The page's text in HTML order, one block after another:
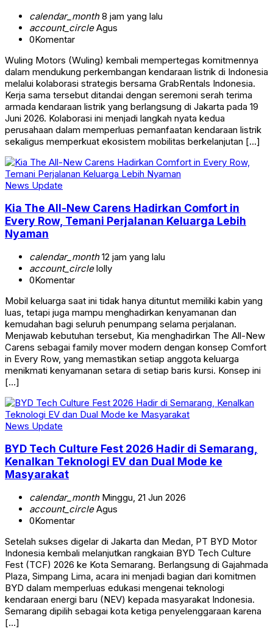
calendar_month8 jam yang lalu
account_circleAgus
0Komentar
Wuling Motors (Wuling) kembali mempertegas komitmennya
dalam mendukung perkembangan kendaraan listrik di Indonesia
melalui kolaborasi strategis bersama GrabRentals Indonesia.
Kerja sama tersebut ditandai dengan seremoni serah terima
armada kendaraan listrik yang berlangsung di Jakarta pada 19
Juni 2026. Kolaborasi ini menjadi langkah nyata kedua
perusahaan dalam memperluas pemanfaatan kendaraan listrik
sekaligus memperkuat ekosistem mobilitas berkelanjutan […]
News Update
Kia The All-New Carens Hadirkan Comfort in
Every Row, Temani Perjalanan Keluarga Lebih
Nyaman
calendar_month12 jam yang lalu
account_circlelolly
0Komentar
Mobil keluarga saat ini tidak hanya dituntut memiliki kabin yang
luas, tetapi juga mampu menghadirkan kenyamanan dan
kemudahan bagi seluruh penumpang selama perjalanan.
Menjawab kebutuhan tersebut, Kia menghadirkan The All-New
Carens sebagai family mover modern dengan konsep Comfort
in Every Row, yang memastikan setiap anggota keluarga
menikmati kenyamanan setara di setiap baris kursi. Konsep ini
[…]
News Update
BYD Tech Culture Fest 2026 Hadir di Semarang,
Kenalkan Teknologi EV dan Dual Mode ke
Masyarakat
calendar_monthMinggu, 21 Jun 2026
account_circleAgus
0Komentar
Setelah sukses digelar di Jakarta dan Medan, PT BYD Motor
Indonesia kembali melanjutkan rangkaian BYD Tech Culture
Fest (TCF) 2026 ke Kota Semarang. Berlangsung di Gajahmada
Plaza, Simpang Lima, acara ini menjadi bagian dari komitmen
BYD dalam memperluas edukasi mengenai teknologi
kendaraan energi baru (NEV) kepada masyarakat Indonesia.
Semarang dipilih sebagai kota ketiga penyelenggaraan karena
[…]